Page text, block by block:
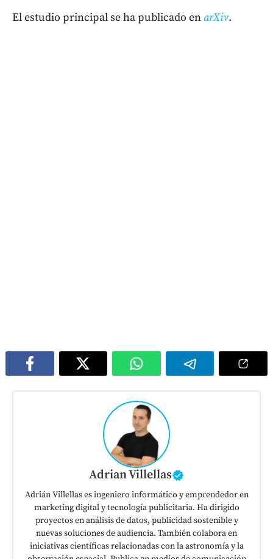
El estudio principal se ha publicado enarXiv.
Adrian Villellas
Adrián Villellas es ingeniero informático y emprendedor en
marketing digital y tecnología publicitaria. Ha dirigido
proyectos en análisis de datos, publicidad sostenible y
nuevas soluciones de audiencia. También colabora en
iniciativas científicas relacionadas con la astronomía y la